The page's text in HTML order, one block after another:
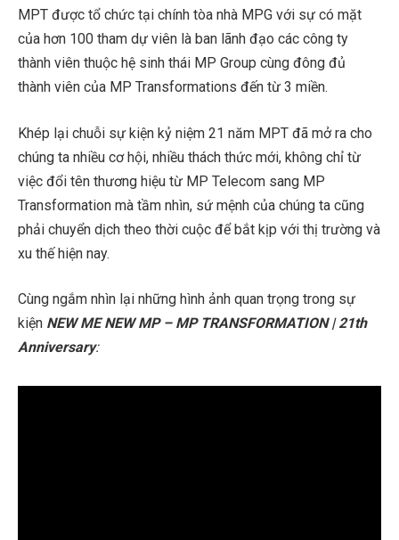
MPT được tổ chức tại chính tòa nhà MPG với sự có mặt
của hơn 100 tham dự viên là ban lãnh đạo các công ty
thành viên thuộc hệ sinh thái MP Group cùng đông đủ
thành viên của MP Transformations đến từ 3 miền.
Khép lại chuỗi sự kiện kỷ niệm 21 năm MPT đã mở ra cho
chúng ta nhiều cơ hội, nhiều thách thức mới, không chỉ từ
việc đổi tên thương hiệu từ MP Telecom sang MP
Transformation mà tầm nhìn, sứ mệnh của chúng ta cũng
phải chuyển dịch theo thời cuộc để bắt kịp với thị trường và
xu thế hiện nay.
Cùng ngắm nhìn lại những hình ảnh quan trọng trong sự
kiện NEW ME NEW MP – MP TRANSFORMATION | 21th
Anniversary: